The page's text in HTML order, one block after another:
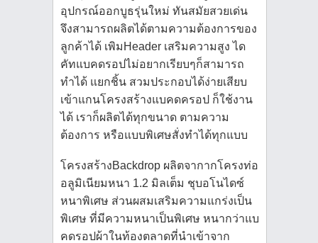
อุปกรณ์ออกบูธรุ่นใหม่ ทันสมัยสวยเด่น
จึงสามารถผลิตได้ตามความต้องการของ
ลูกค้าได้ เพิมHeader เสริมความสูง ได
คัทแบคดรอปไม่อยากเรียบๆก็สามารถ
ทำได้ แยกชิ้น สวมประกอบได้ง่ายเสียบ
เข้าแกนโครงสร้างแบคดครอป ก็ใช้งาน
ได้ เราก็ผลิตได้ทุกขนาด ตามความ
ต้องการ หรือแบบพิเศษสั่งทำได้ทุกแบบ
โครงสร้างBackdrop ผลิตจากากโครงท่อ
อลูมิเนียมหนา 1.2 มิลเต็ม ชุบอโนไดซ์
หนาพิเศษ ส่วนผสมเสริมความแกร่งเป็น
พิเศษ ที่มีความหนาเป็นพิเศษ หนากว่าแบ
คดรอปผ้าในท้องตลาดที่นำเข้าจาก